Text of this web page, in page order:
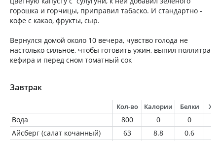
горошка и горчицы, приправил табаско. И стандартно -
кофе с какао, фрукты, сыр.
Вернулся домой около 10 вечера, чувство голода не
настолько сильное, чтобы готовить ужин, выпил поллитра
кефира и перед сном томатный сок
Завтрак
Кол-во Калории Белки
Вода 800 0 0
Айсберг (салат кочанный)
63 8.8 0.6